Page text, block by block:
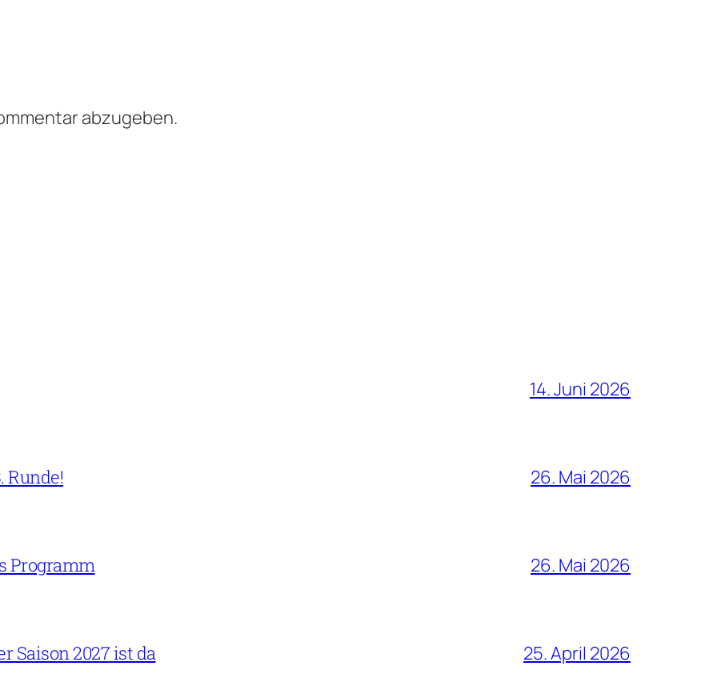
abzugeben.
14. Juni 2026
Runde! 26. Mai 2026
Programm 26. Mai 2026
Saison 2027 ist da 25. April 2026